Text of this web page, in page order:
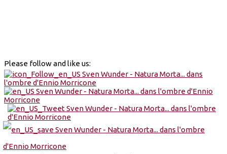
Please follow and like us: